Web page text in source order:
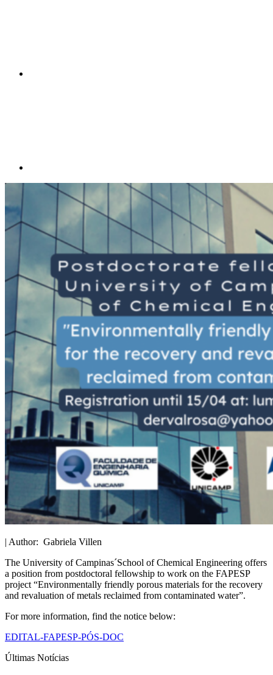
| Author: Gabriela Villen
The University of Campinas´School of Chemical Engineering offers
a position from postdoctoral fellowship to work on the FAPESP
project “Environmentally friendly porous materials for the recovery
and revaluation of metals reclaimed from contaminated water”.
For more information, find the notice below:
EDITAL-FAPESP-PÓS-DOC
Últimas Notícias